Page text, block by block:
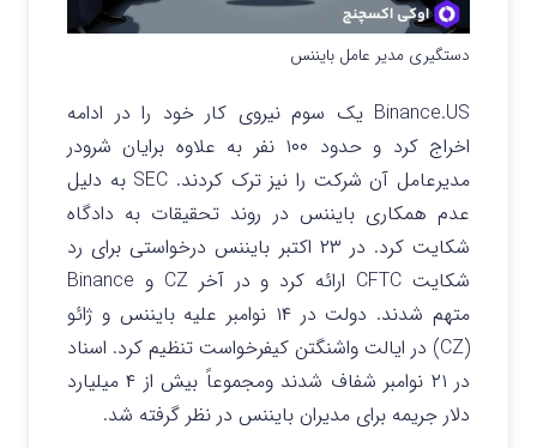
دستگیری مدیر عامل بایننس
Binance.US یک سوم نیروی کار خود را در ادامه
اخراج کرد و حدود ۱۰۰ نفر به علاوه برایان شرودر
مدیرعامل آن شرکت را نیز ترک کردند. SEC به دلیل
عدم همکاری بایننس در روند تحقیقات به دادگاه
شکایت کرد.
در ۲۳ اکتبر بایننس درخواستی برای رد
شکایت CFTC ارائه کرد و در آخر CZ و Binance
متهم شدند.
دولت در ۱۴ نوامبر علیه بایننس و ژائو
(CZ) در ایالت واشنگتن کیفرخواست تنظیم کرد. اسناد
در ۲۱ نوامبر شفاف شدند ومجموعاً بیش از ۴ میلیارد
دلار جریمه برای مدیران بایننس در نظر گرفته شد.